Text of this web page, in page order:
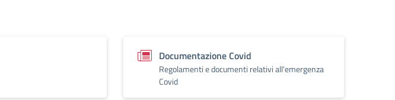
Documentazione Covid
Regolamenti e documenti relativi all'emergenza
Covid